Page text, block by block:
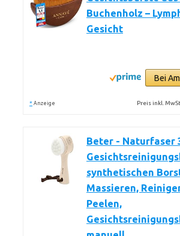
Buchenholz –
Gesicht
Bei
* Anzeige Preis inkl.
Beter - Naturfaser
synthetischen
Massieren,
Peelen,